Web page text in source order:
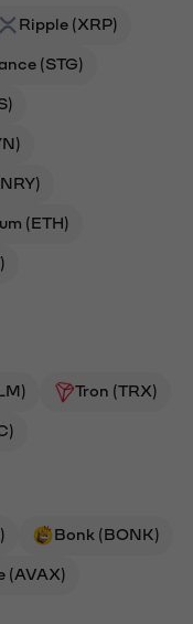
Ripple (XRP)
(STG)
(ETH)
Tron (TRX)
Bonk (BONK)
(AVAX)